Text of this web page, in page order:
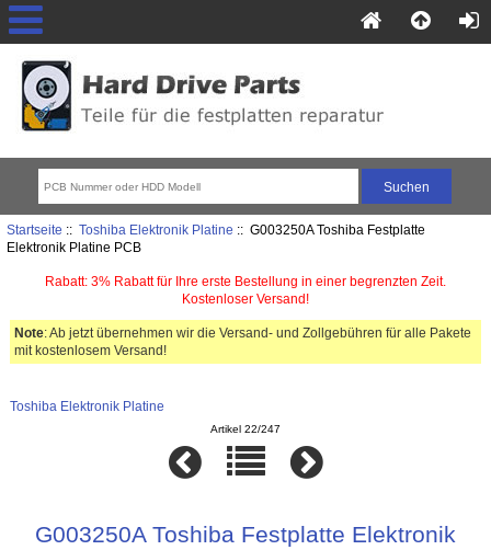
Startseite :: Toshiba Elektronik Platine :: G003250A Toshiba Festplatte
Elektronik Platine PCB
Rabatt: 3% Rabatt für Ihre erste Bestellung in einer begrenzten Zeit.
Kostenloser Versand!
Note: Ab jetzt übernehmen wir die Versand- und Zollgebühren für alle Pakete
mit kostenlosem Versand!
Toshiba Elektronik Platine
Artikel 22/247
G003250A Toshiba Festplatte Elektronik